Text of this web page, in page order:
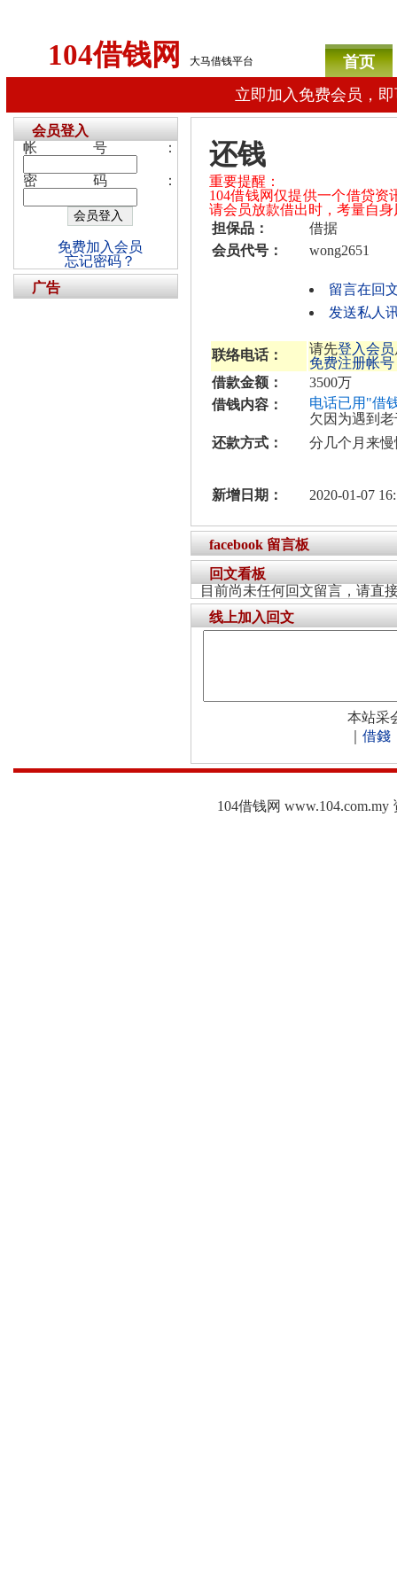
104借钱网 大马借钱平台
首页
立即加入免费会员，
还钱
重要提醒：
104借钱网仅提供一个借贷
请会员放款借出时，考量自
担保品：
借据
会员代号：
wong2651
留言在回
发送私人
联络电话： 请先登入会员
免费注册帐号
借款金额：
3500万
借钱内容：
电话已用"借
欠因为遇到
还款方式：
分几个月来
新增日期： 2020-01-07
facebook 留言板
回文看板
目前尚未任何回文留言，请直
线上加入回文
本站采
借錢
会员登入
帐号：
密码：
免费加入会员
忘记密码？
广告
104借钱网